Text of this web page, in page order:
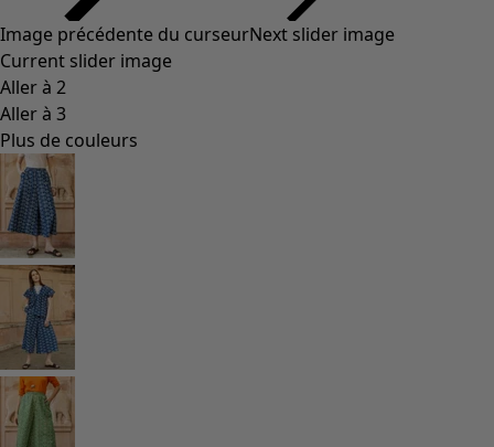
Styles de vétements
Vêtements en lin
Robes de style hippie
Grandes Tailles
À fleurs
Vêtements hippies
Une mode scandinave
Superpositions
À rayures
Des carreaux à foison
À pois
Vêtements bio
Un design suédois
Robes en jersey